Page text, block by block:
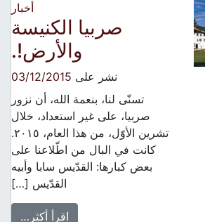
أخبار
صربيا الكنيسة
والأرض!.
نشر على03/12/2015
تسنّى لنا، بنعمة الله، أن نزور
صربيا، على غير استعداد، خلال
تشرين الأوّل، من هذا العام، ٢٠١٥.
كانت في البال من اطّلاعنا على
بعض كبارها: القدّيس سابا وأبيه
القدّيس […]
اقرأ أكثر…